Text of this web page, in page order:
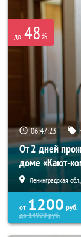
до 48%
06:47:21
От 2 дней
доме «Кают-
Ленинградская
от 1200 руб.
до14900руб.